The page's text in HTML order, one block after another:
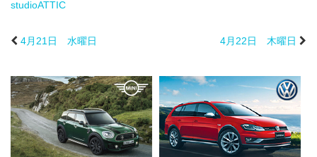
studioATTIC
4月21日 水曜日 4月22日 木曜日